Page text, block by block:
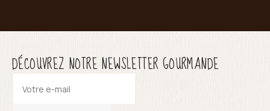
DÉCOUVREZ NOTRE NEWSLETTER GOURMANDE